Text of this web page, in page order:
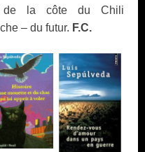
la côte du Chili
– du futur. F.C.